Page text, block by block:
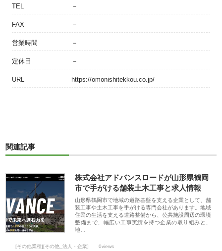
TEL －
FAX －
営業時間 －
定休日 －
URL https://omonishitekkou.co.jp/
関連記事
株式会社アドバンスロードが山形県鶴岡
市で手がける舗装土木工事と求人情報
山形県鶴岡市で地域の道路基盤を支える企業として、舗
装工事や土木工事を手がける専門会社があります。地域
住民の生活を支える道路整備から、公共施設周辺の環境
整備まで、幅広い工事実績を持つ企業の取り組みと、
地…
[その他業種][その他_法人・企業] 0views